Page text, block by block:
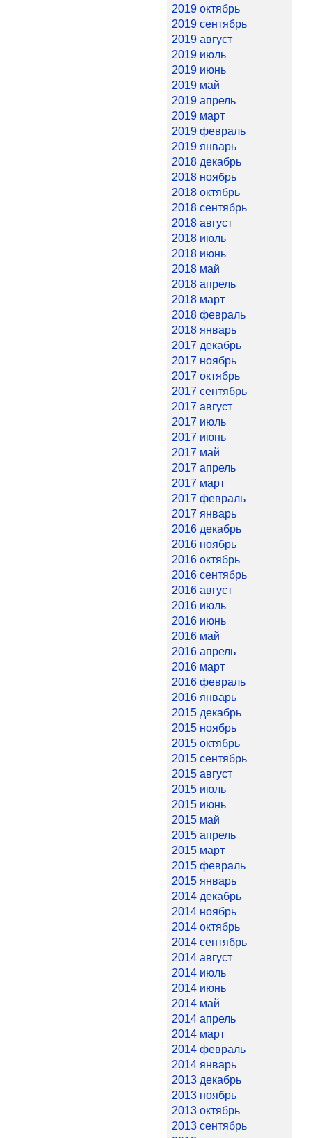
2019 октябрь
2019 сентябрь
2019 август
2019 июль
2019 июнь
2019 май
2019 апрель
2019 март
2019 февраль
2019 январь
2018 декабрь
2018 ноябрь
2018 октябрь
2018 сентябрь
2018 август
2018 июль
2018 июнь
2018 май
2018 апрель
2018 март
2018 февраль
2018 январь
2017 декабрь
2017 ноябрь
2017 октябрь
2017 сентябрь
2017 август
2017 июль
2017 июнь
2017 май
2017 апрель
2017 март
2017 февраль
2017 январь
2016 декабрь
2016 ноябрь
2016 октябрь
2016 сентябрь
2016 август
2016 июль
2016 июнь
2016 май
2016 апрель
2016 март
2016 февраль
2016 январь
2015 декабрь
2015 ноябрь
2015 октябрь
2015 сентябрь
2015 август
2015 июль
2015 июнь
2015 май
2015 апрель
2015 март
2015 февраль
2015 январь
2014 декабрь
2014 ноябрь
2014 октябрь
2014 сентябрь
2014 август
2014 июль
2014 июнь
2014 май
2014 апрель
2014 март
2014 февраль
2014 январь
2013 декабрь
2013 ноябрь
2013 октябрь
2013 сентябрь